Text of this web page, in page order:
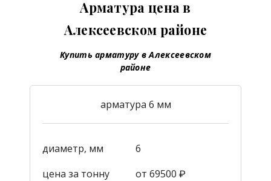
Арматура цена в
Алексеевском районе
Купить арматуру в Алексеевском
районе
арматура 6 мм
диаметр, мм
6
цена за тонну
от 69500 ₽